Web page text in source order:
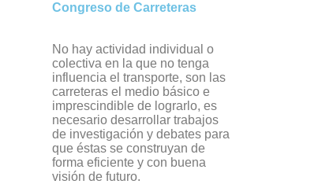
Congreso de Carreteras
No hay actividad individual o
colectiva en la que no tenga
influencia el transporte, son las
carreteras el medio básico e
imprescindible de lograrlo, es
necesario desarrollar trabajos
de investigación y debates para
que éstas se construyan de
forma eficiente y con buena
visión de futuro.